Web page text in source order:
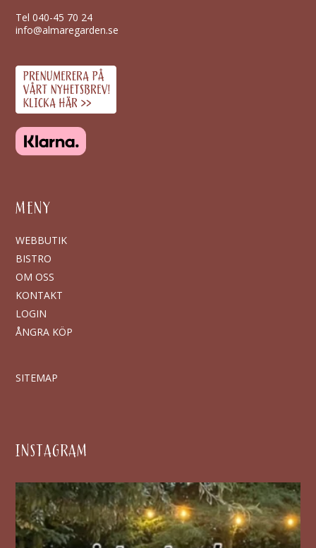
Tel040-45 70 24
info@almaregarden.se
MENY
WEBBUTIK
BISTRO
OM OSS
KONTAKT
LOGIN
ÅNGRA KÖP
SITEMAP
INSTAGRAM